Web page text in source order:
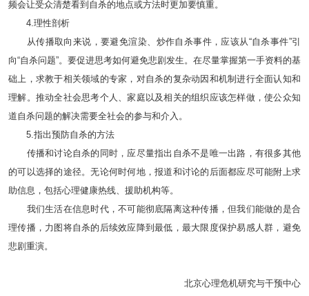
频会让受众清楚看到自杀的地点或方法时更加要慎重。
4.理性剖析
从传播取向来说，要避免渲染、炒作自杀事件，应该从“自杀事件”引
向“自杀问题”。要促进思考如何避免悲剧发生。在尽量掌握第一手资料的基
础上，求教于相关领域的专家，对自杀的复杂动因和机制进行全面认知和
理解。推动全社会思考个人、家庭以及相关的组织应该怎样做，使公众知
道自杀问题的解决需要全社会的参与和介入。
5.指出预防自杀的方法
传播和讨论自杀的同时，应尽量指出自杀不是唯一出路，有很多其他
的可以选择的途径。无论何时何地，报道和讨论的后面都应尽可能附上求
助信息，包括心理健康热线、援助机构等。
我们生活在信息时代，不可能彻底隔离这种传播，但我们能做的是合
理传播，力图将自杀的后续效应降到最低，最大限度保护易感人群，避免
悲剧重演。
北京心理危机研究与干预中心